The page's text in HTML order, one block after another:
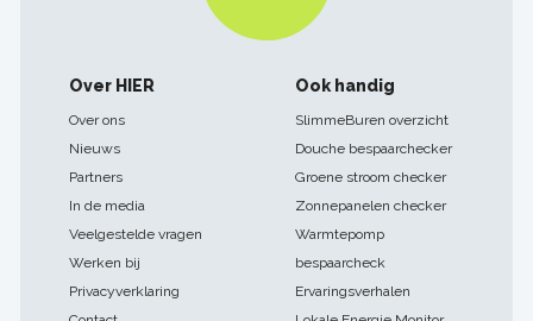
Footer
navigatie
Over HIER
Over ons
Nieuws
Partners
In de media
Veelgestelde vragen
Werken bij
Privacyverklaring
Ook handig
SlimmeBuren overzicht
Douche bespaarchecker
Groene stroom checker
Zonnepanelen checker
Warmtepomp
bespaarcheck
Ervaringsverhalen